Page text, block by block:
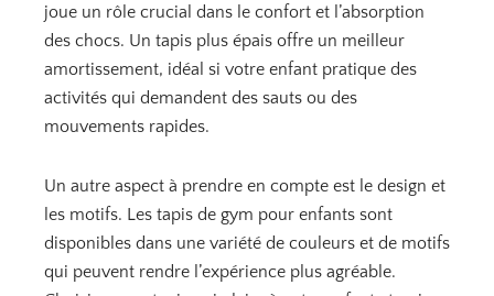
joue un rôle crucial dans le confort et l’absorption
des chocs. Un tapis plus épais offre un meilleur
amortissement, idéal si votre enfant pratique des
activités qui demandent des sauts ou des
mouvements rapides.
Un autre aspect à prendre en compte est le design et
les motifs. Les tapis de gym pour enfants sont
disponibles dans une variété de couleurs et de motifs
qui peuvent rendre l’expérience plus agréable.